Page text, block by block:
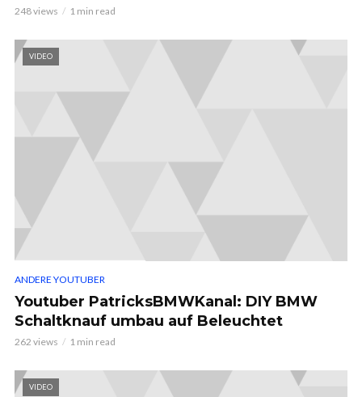
248 views 1 min read
VIDEO
ANDERE YOUTUBER
Youtuber PatricksBMWKanal: DIY BMW
Schaltknauf umbau auf Beleuchtet
262 views 1 min read
VIDEO